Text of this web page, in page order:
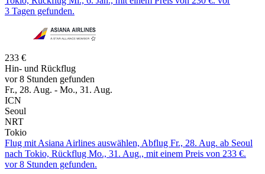
3 Tagen gefunden.
233 €
Hin- und Rückflug
vor 8 Stunden gefunden
Fr., 28. Aug. - Mo., 31. Aug.
ICN
Seoul
NRT
Tokio
Flug mit Asiana Airlines auswählen, Abflug Fr., 28. Aug. ab Seoul
nach Tokio, Rückflug Mo., 31. Aug., mit einem Preis von 233 €.
vor 8 Stunden gefunden.